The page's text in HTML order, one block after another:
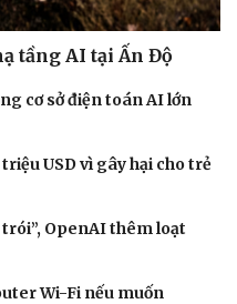
tầng AI tại Ấn Độ
cơ sở điện toán AI lớn
USD vì gây hại cho trẻ
OpenAI thêm loạt
Wi-Fi nếu muốn